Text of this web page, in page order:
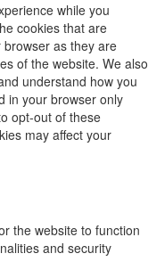
while you
cookies that are
as they are
of the website. We also
understand how you
in your browser only
opt-out of these
may affect your
the website to function
and security